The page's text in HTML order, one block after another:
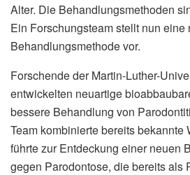
Alter. Die Behandlungsmethoden
Ein Forschungsteam stellt nun eine
Behandlungsmethode vor.
Forschende der Martin-Luther-
entwickelten neuartige
bessere Behandlung von
Team kombinierte bereits bekannte
führte zur Entdeckung einer neuen
gegen Parodontose, die bereits als